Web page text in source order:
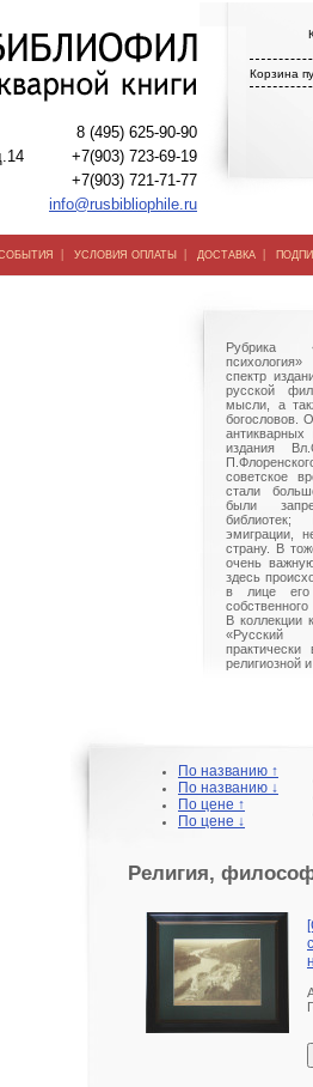
8 (495) 625-90-90
+7(903) 723-69-19
+7(903) 721-71-77
info@rusbibliophile.ru
Корзина
| УСЛОВИЯ ОПЛАТЫ | ДОСТАВКА |
Рубрика
спектр
русской
мысли, а
богословов.
издания
советское
стали
были
эмиграции,
страну. В
очень
здесь
в лице его
В коллекции
«Русский
религиозной
По названию ↑
По названию ↓
По цене ↑
По цене ↓
Религия,